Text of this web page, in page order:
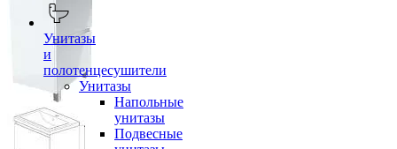
Унитазы
и
полотенцесушители
Унитазы
Напольные
унитазы
Подвесные